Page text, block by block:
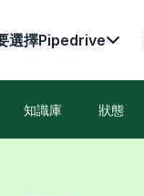
選擇Pipedrive
知識庫 狀態